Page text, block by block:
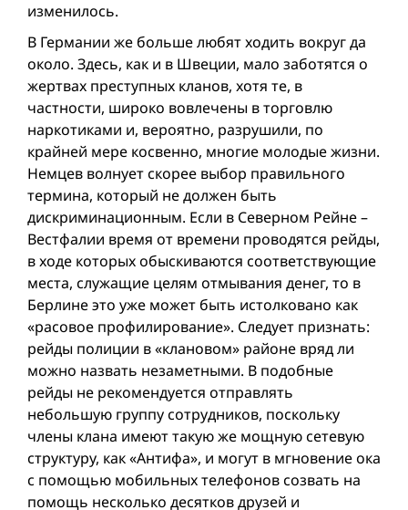
изменилось.
В Германии же больше любят ходить вокруг да
около. Здесь, как и в Швеции, мало заботятся о
жертвах преступных кланов, хотя те, в
частности, широко вовлечены в торговлю
наркотиками и, вероятно, разрушили, по
крайней мере косвенно, многие молодые жизни.
Hемцев волнует cкорее выбор правильного
термина, который не должен быть
дискриминационным. Если в Северном Рейне –
Вестфалии время от времени проводятся рейды,
в ходе которых обыскиваются соответствующие
места, служащие целям отмывания денег, то в
Берлине это уже может быть истолковано как
«расовое профилирование». Следует признать:
рейды полиции в «клановом» районе вряд ли
можно назвать незаметными. В подобные
рейды не рекомендуется отправлять
небольшую группу сотрудников, поскольку
члены клана имеют такую же мощную сетевую
структуру, как «Антифа», и могут в мгновение ока
с помощью мобильных телефонов созвать на
помощь несколько десятков друзей и